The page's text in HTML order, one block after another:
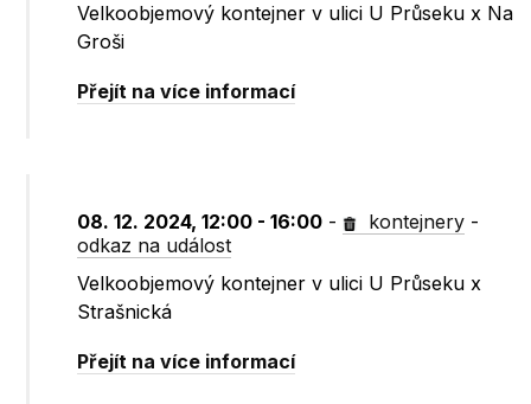
Velkoobjemový kontejner v ulici U Průseku x Na
Groši
Přejít na více informací
08. 12. 2024, 12:00 - 16:00 - kontejnery -
odkaz na událost
Velkoobjemový kontejner v ulici U Průseku x
Strašnická
Přejít na více informací